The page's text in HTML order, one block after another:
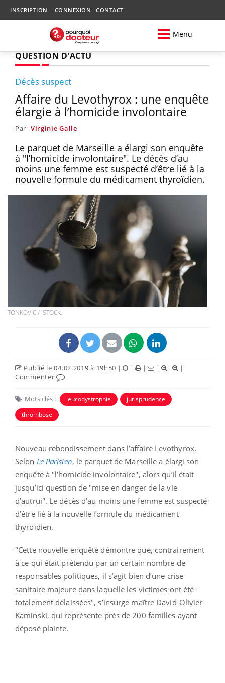
INSCRIPTION CONNEXION CONTACT
Menu
QUESTION D'ACTU
Décès suspect
Affaire du Levothyrox : une enquête
élargie à l’homicide involontaire
Par Virginie Galle
Le parquet de Marseille a élargi son enquête
à "l’homicide involontaire". Le décès d’au
moins une femme est suspecté d’être lié à la
nouvelle formule du médicament thyroïdien.
TONKOVIC / ISTOCK.
Publié le 04.02.2019 à 19h50 | | | |
|
Commenter
Mots clés : leucodystrophie
jurisprudence
thrombose
Nouveau rebondissement dans l’affaire Levothyrox.
Selon Le Parisien, le parquet de Marseille a élargi son
enquête à "l’homicide involontaire", alors qu’il était
jusqu’ici question de "mise en danger de la vie
d’autrui". Le décès d’au moins une femme est suspecté
d’être lié à la nouvelle formule du médicament
thyroïdien.
"Cette nouvelle enquête démontre que, contrairement
à ce qui était prétendu par un certain nombre de
responsables politiques, il s’agit bien d’une crise
sanitaire majeure dans laquelle les victimes ont été
totalement délaissées", s’insurge maître David-Olivier
Kaminski, qui représente près de 200 familles ayant
déposé plainte.